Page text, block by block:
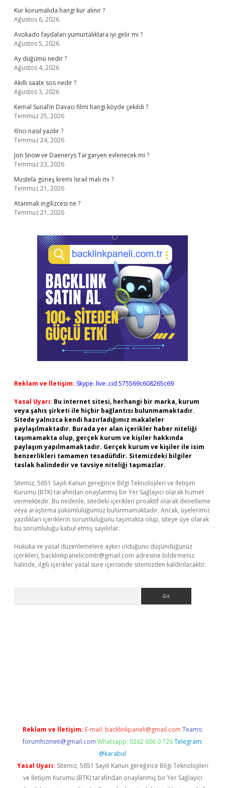
Kur korumalıda hangi kur alınır ?
Ağustos 6, 2026
Avokado faydaları yumurtalıklara iyi gelir mi ?
Ağustos 5, 2026
Ay düğümü nedir ?
Ağustos 4, 2026
Akıllı saate sos nedir ?
Ağustos 3, 2026
Kemal Sunal’ın Davacı filmi hangi köyde çekildi ?
Temmuz 25, 2026
6’ncı nasıl yazılır ?
Temmuz 24, 2026
Jon Snow ve Daenerys Targaryen evlenecek mi ?
Temmuz 23, 2026
Mustela güneş kremi İsrail malı mı ?
Temmuz 21, 2026
Atanmak ingilizcesi ne ?
Temmuz 21, 2026
Reklam ve İletişim: Skype: live:.cid.575569c608265c69
Yasal Uyarı: Bu internet sitesi, herhangi bir marka, kurum
veya şahıs şirketi ile hiçbir bağlantısı bulunmamaktadır.
Sitede yalnızca kendi hazırladığımız makaleler
paylaşılmaktadır. Burada yer alan içerikler haber niteliği
taşımamakta olup, gerçek kurum ve kişiler hakkında
paylaşım yapılmamaktadır. Gerçek kurum ve kişiler ile isim
benzerlikleri tamamen tesadüfidir. Sitemizdeki bilgiler
taslak halindedir ve tavsiye niteliği taşımazlar.
Sitemiz, 5651 Sayılı Kanun gereğince Bilgi Teknolojileri ve İletişim
Kurumu (BTK) tarafından onaylanmış bir Yer Sağlayıcı olarak hizmet
vermektedir. Bu nedenle, sitedeki içerikleri proaktif olarak denetleme
veya araştırma yükümlülüğümüz bulunmamaktadır. Ancak, üyelerimiz
yazdıkları içeriklerin sorumluluğunu taşımakta olup, siteye üye olarak
bu sorumluluğu kabul etmiş sayılırlar.
Hukuka ve yasal düzenlemelere aykırı olduğunu düşündüğünüz
içerikleri, backlinkpanelicomtr@gmail.com adresine bildirmeniz
halinde, ilgili içerikler yasal süre içerisinde sitemizden kaldırılacaktır.
Reklam ve İletişim: E-mail: backlinkpaneli@gmail.com Teams:
forumhizmeti@gmail.com Whatsapp: 0262 606 0 726 Telegram:
@karabul
Yasal Uyarı: Sitemiz, 5651 Sayılı Kanun gereğince Bilgi Teknolojileri
ve İletişim Kurumu (BTK) tarafından onaylanmış bir Yer Sağlayıcı